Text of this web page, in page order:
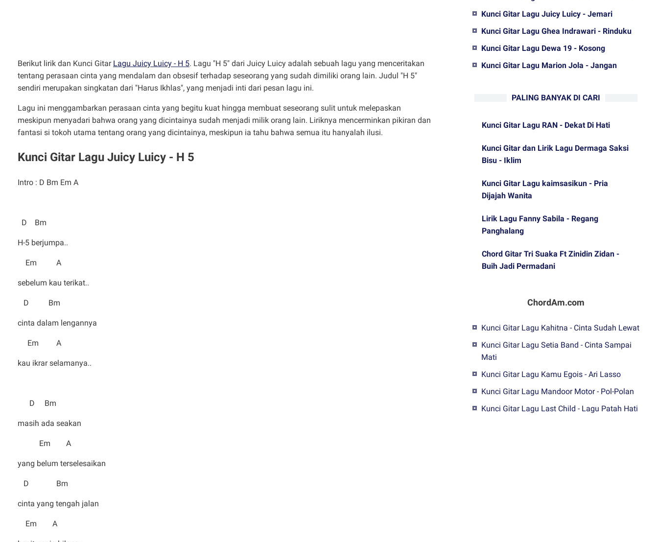
Berikut lirik dan Kunci Gitar Lagu Juicy Luicy - H 5. Lagu "H 5" dari Juicy Luicy adalah sebuah lagu yang menceritakan
tentang perasaan cinta yang mendalam dan obsesif terhadap seseorang yang sudah dimiliki orang lain. Judul "H 5"
sendiri merupakan singkatan dari "Harus Ikhlas", yang menjadi inti dari pesan lagu ini.
Lagu ini menggambarkan perasaan cinta yang begitu kuat hingga membuat seseorang sulit untuk melepaskan
meskipun menyadari bahwa orang yang dicintainya sudah menjadi milik orang lain. Liriknya mencerminkan pikiran dan
fantasi si tokoh utama tentang orang yang dicintainya, meskipun ia tahu bahwa semua itu hanyalah ilusi.
Kunci Gitar Lagu Juicy Luicy - H 5
Intro : D Bm Em A
D Bm
H-5 berjumpa..
Em A
sebelum kau terikat..
D Bm
cinta dalam lengannya
Em A
kau ikrar selamanya..
D Bm
masih ada seakan
Em A
yang belum terselesaikan
D Bm
cinta yang tengah jalan
Em A
Kunci Gitar Lagu Juicy Luicy - Jemari
Kunci Gitar Lagu Ghea Indrawari - Rinduku
Kunci Gitar Lagu Dewa 19 - Kosong
Kunci Gitar Lagu Marion Jola - Jangan
PALING BANYAK DI CARI
Kunci Gitar Lagu RAN - Dekat Di Hati
Kunci Gitar dan Lirik Lagu Dermaga Saksi
Bisu - Iklim
Kunci Gitar Lagu kaimsasikun - Pria
Dijajah Wanita
Lirik Lagu Fanny Sabila - Regang
Panghalang
Chord Gitar Tri Suaka Ft Zinidin Zidan -
Buih Jadi Permadani
ChordAm.com
Kunci Gitar Lagu Kahitna - Cinta Sudah Lewat
Kunci Gitar Lagu Setia Band - Cinta Sampai
Mati
Kunci Gitar Lagu Kamu Egois - Ari Lasso
Kunci Gitar Lagu Mandoor Motor - Pol-Polan
Kunci Gitar Lagu Last Child - Lagu Patah Hati